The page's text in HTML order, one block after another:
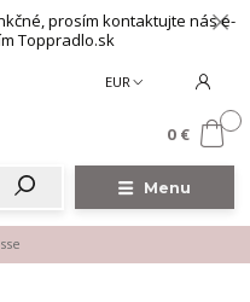
prosím kontaktujte nás e-
Toppradlo.sk
Menu
EUR
0 €